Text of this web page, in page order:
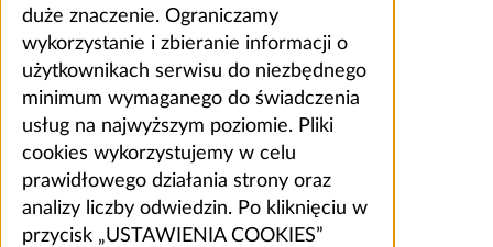
duże znaczenie. Ograniczamy
wykorzystanie i zbieranie informacji o
użytkownikach serwisu do niezbędnego
minimum wymaganego do świadczenia
usług na najwyższym poziomie. Pliki
cookies wykorzystujemy w celu
prawidłowego działania strony oraz
analizy liczby odwiedzin. Po kliknięciu w
przycisk „USTAWIENIA COOKIES”